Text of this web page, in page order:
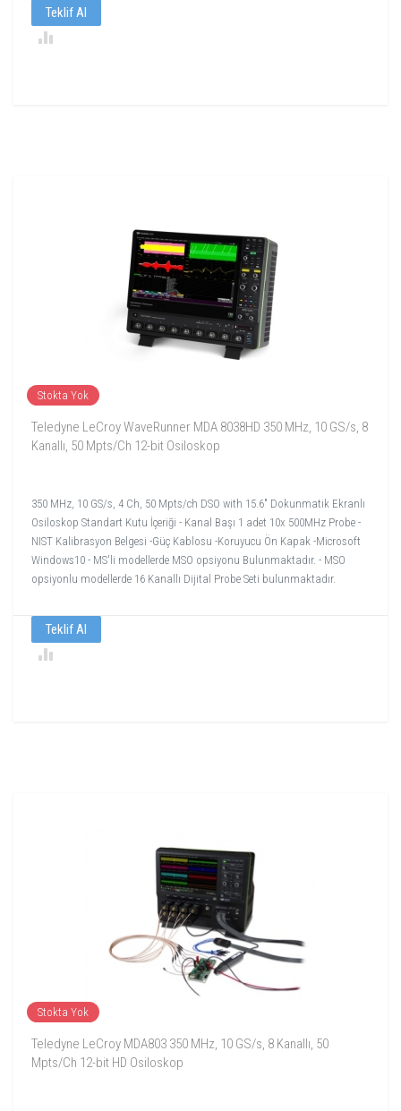
Teklif Al
Stokta Yok
Teledyne LeCroy WaveRunner MDA 8038HD 350 MHz, 10 GS/s, 8
Kanallı, 50 Mpts/Ch 12-bit Osiloskop
350 MHz, 10 GS/s, 4 Ch, 50 Mpts/ch DSO with 15.6" Dokunmatik Ekranlı
Osiloskop Standart Kutu İçeriği - Kanal Başı 1 adet 10x 500MHz Probe -
NIST Kalibrasyon Belgesi -Güç Kablosu -Koruyucu Ön Kapak -Microsoft
Windows10 - MS'li modellerde MSO opsiyonu Bulunmaktadır. - MSO
opsiyonlu modellerde 16 Kanallı Dijital Probe Seti bulunmaktadır.
Teklif Al
Stokta Yok
Teledyne LeCroy MDA803 350 MHz, 10 GS/s, 8 Kanallı, 50
Mpts/Ch 12-bit HD Osiloskop